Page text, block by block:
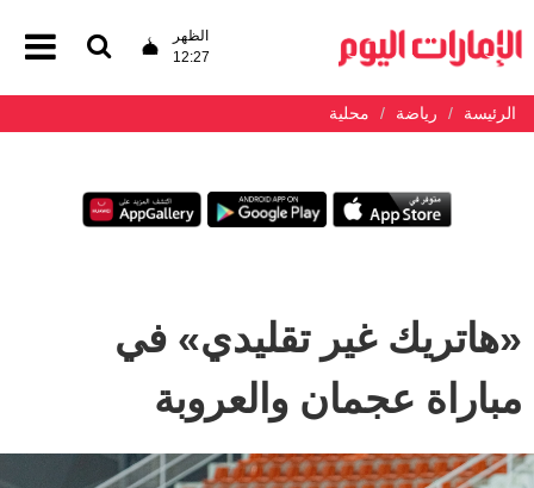
الظهر
12:27
الرئيسة رياضة محلية
«هاتريك غير تقليدي» في
مباراة عجمان والعروبة